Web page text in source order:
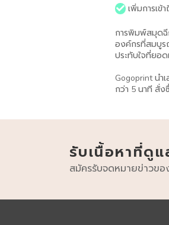
เพิ่มการเข้
การพิมพ์สมุดฉี
องค์กรที่สมบูร
ประทับใจที่ยอ
Gogoprint นำ
กว่า 5 นาที สั่
รับเนื้อหาที่ดูแ
สมัครรับจดหมายข่าวขอ